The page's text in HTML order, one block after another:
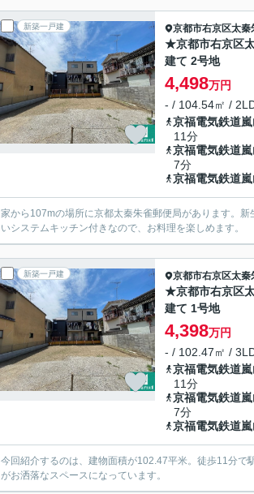
新築一戸建 京都市右京区太秦
★京都市右京区
建て 2号地
4,498万円
- / 104.54㎡ /
京福電気鉄道
11分
京福電気鉄道
7分
京福電気鉄道
家から107mの場所に京都太秦朱雀郵便局があります。
いシステムキッチン付きなので、お料理を楽しめます。
新築一戸建 京都市右京区太秦
★京都市右京区
建て 1号地
4,398万円
- / 102.47㎡ /
京福電気鉄道
11分
京福電気鉄道
7分
京福電気鉄道
今回紹介するのは、建物面積が102.47平米。徒歩11分で
がお洒落なスペースになっています。